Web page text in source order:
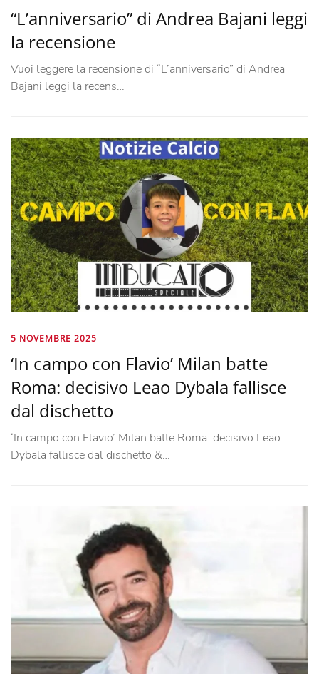
“L’anniversario” di Andrea Bajani leggi
la recensione
Vuoi leggere la recensione di “L’anniversario” di Andrea
Bajani leggi la recens…
5 NOVEMBRE 2025
‘In campo con Flavio’ Milan batte
Roma: decisivo Leao Dybala fallisce
dal dischetto
‘In campo con Flavio’ Milan batte Roma: decisivo Leao
Dybala fallisce dal dischetto &…